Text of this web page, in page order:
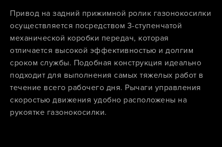
Привод на задний прижимной ролик газонокосилки
осуществляется посредством 3-ступенчатой
механической коробки передач, которая
отличается высокой эффективностью и долгим
сроком службы. Подобная конструкция идеально
подходит для выполнения самых тяжелых работ в
течение всего рабочего дня. Рычаги управления
скоростью движения удобно расположены на
рукоятке газонокосилки.